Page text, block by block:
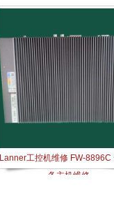
Lanner工控机维修 FW-8896C
备主机维修